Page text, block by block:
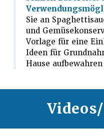
Sie an
und
Vorlage für eine
Ideen für
Hause